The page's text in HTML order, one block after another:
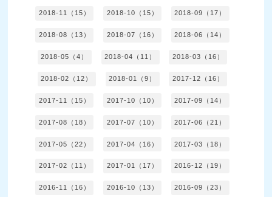
2018-11（15） 2018-10（15） 2018-09（17）
2018-08（13） 2018-07（16） 2018-06（14）
2018-05（4） 2018-04（11） 2018-03（16）
2018-02（12） 2018-01（9） 2017-12（16）
2017-11（15） 2017-10（10） 2017-09（14）
2017-08（18） 2017-07（10） 2017-06（21）
2017-05（22） 2017-04（16） 2017-03（18）
2017-02（11） 2017-01（17） 2016-12（19）
2016-11（16） 2016-10（13） 2016-09（23）